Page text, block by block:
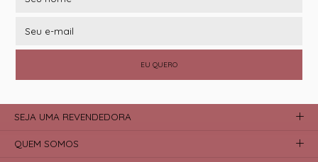
EU QUERO
SEJA UMA REVENDEDORA
QUEM SOMOS